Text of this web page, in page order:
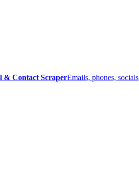
& Contact ScraperEmails, phones, socials